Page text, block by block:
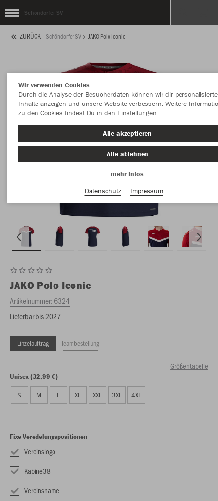
Schöndorfer SV
ZURÜCK Schöndorfer SV JAKO Polo Iconic
JAKO Polo Iconic
Artikelnummer: 6324
Lieferbar bis 2027
Einzelauftrag Teambestellung
Größentabelle
Unisex (32,99 €)
S M L XL XXL 3XL 4XL
Fixe Veredelungspositionen
Vereinslogo
Kabine38
Vereinsname
Wir verwenden Cookies
Durch die Analyse der Besucherdaten können wir dir personalisierte
Inhalte anzeigen und unsere Website verbessern. Weitere
zu den Cookies findest Du in den Einstellungen.
Alle akzeptieren
Alle ablehnen
mehr Infos
Datenschutz
Impressum